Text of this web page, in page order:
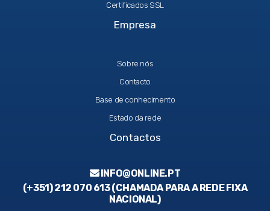
Certificados SSL
Empresa
Sobre nós
Contacto
Base de conhecimento
Estado da rede
Contactos
INFO@ONLINE.PT
(+351) 212 070 613 (CHAMADA PARA A REDE FIXA
NACIONAL)